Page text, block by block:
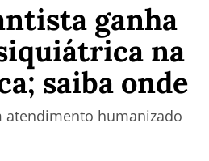
ganha
na
saiba onde
atendimento humanizado